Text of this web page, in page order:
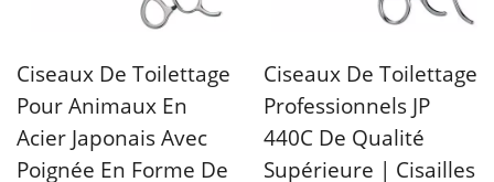
Ciseaux De Toilettage
Pour Animaux En
Acier Japonais Avec
Poignée En Forme De
Ciseaux De Toilettage
Professionnels JP
440C De Qualité
Supérieure | Cisailles